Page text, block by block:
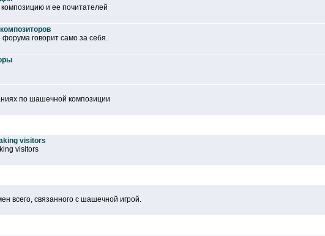
и ее почитателей
говорит само за себя.
по шашечной композиции
visitors
visitors
всего, связанного с шашечной игрой.